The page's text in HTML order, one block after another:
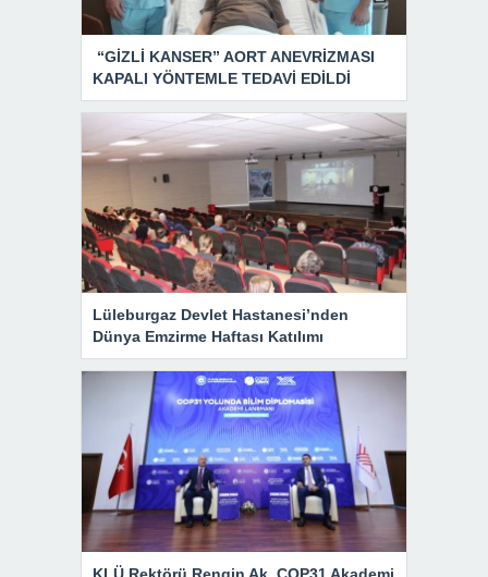
“GİZLİ KANSER” AORT ANEVRİZMASI
KAPALI YÖNTEMLE TEDAVİ EDİLDİ
Lüleburgaz Devlet Hastanesi’nden
Dünya Emzirme Haftası Katılımı